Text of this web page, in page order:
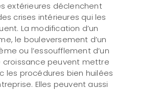
extérieures déclenchent
crises intérieures qui les
La modification d’un
le bouleversement d’un
ou l’essoufflement d’un
croissance peuvent mettre
les procédures bien huilées
Elles peuvent aussi